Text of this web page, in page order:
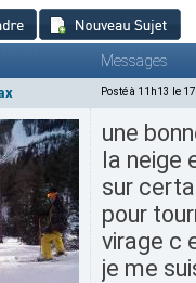
Messages
Posté à 11h13 le
une
la neige
sur
pour
virage c
je me